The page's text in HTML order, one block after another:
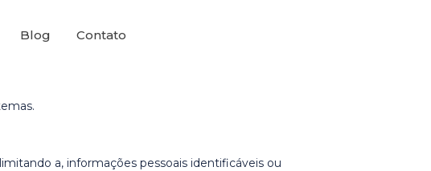
Blog Contato
a, informações pessoais identificáveis ou